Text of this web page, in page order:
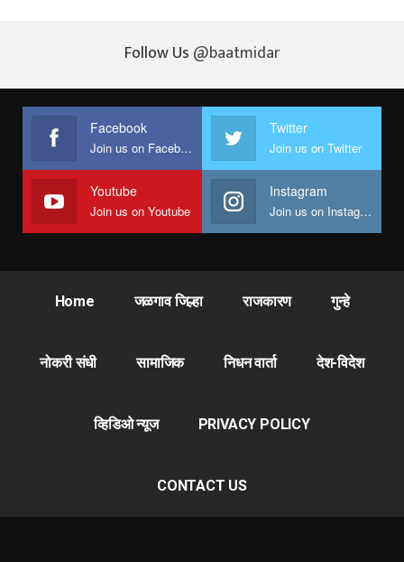
Follow Us @baatmidar
Facebook
Join us on Facebook
Twitter
Join us on Twitter
Youtube
Join us on Youtube
Instagram
Join us on Instagram
Home जळगाव जिल्हा राजकारण गुन्हे
नोकरी संधी सामाजिक निधन वार्ता देश-विदेश
व्हिडिओ न्यूज PRIVACY POLICY
CONTACT US